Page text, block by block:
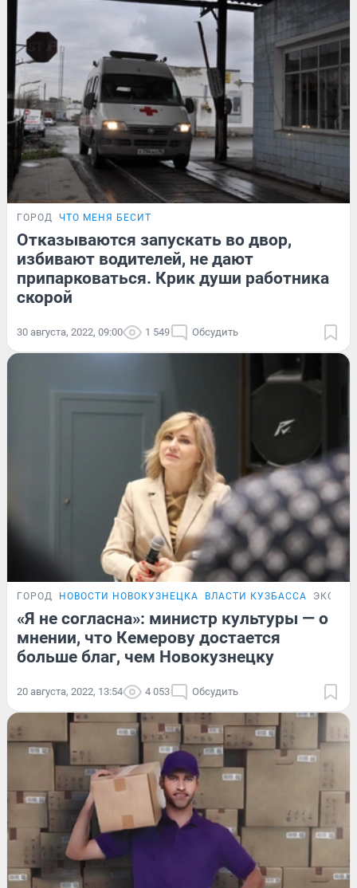
ГОРОД ЧТО МЕНЯ БЕСИТ
Отказываются запускать во двор,
избивают водителей, не дают
припарковаться. Крик души работника
скорой
30 августа, 2022, 09:00 1 549 Обсудить
ГОРОД НОВОСТИ НОВОКУЗНЕЦКА ВЛАСТИ КУЗБАССА
«Я не согласна»: министр культуры — о
мнении, что Кемерову достается
больше благ, чем Новокузнецку
20 августа, 2022, 13:54 4 053 Обсудить